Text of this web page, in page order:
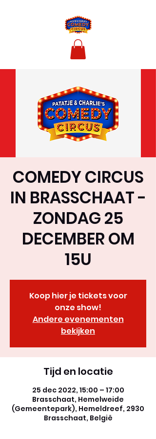
COMEDY CIRCUS
IN BRASSCHAAT -
ZONDAG 25
DECEMBER OM
15U
Koop hier je tickets voor
onze show!
Andere evenementen
bekijken
Tijd en locatie
25 dec 2022, 15:00 – 17:00
Brasschaat, Hemelweide
(Gemeentepark), Hemeldreef, 2930
Brasschaat, België